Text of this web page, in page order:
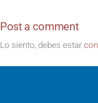
Post a comment
Lo siento, debes estar